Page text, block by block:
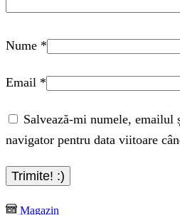
Nume *
Email *
Salvează-mi numele, emailul
navigator pentru data viitoare
Magazin